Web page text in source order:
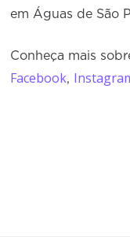
em Águas de São
Conheça mais
Facebook,